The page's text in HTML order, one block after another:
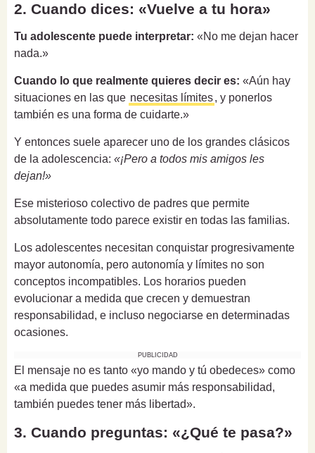
2. Cuando dices: «Vuelve a tu hora»
Tu adolescente puede interpretar: «No me dejan hacer
nada.»
Cuando lo que realmente quieres decir es: «Aún hay
situaciones en las que necesitas límites, y ponerlos
también es una forma de cuidarte.»
Y entonces suele aparecer uno de los grandes clásicos
de la adolescencia: «¡Pero a todos mis amigos les
dejan!»
Ese misterioso colectivo de padres que permite
absolutamente todo parece existir en todas las familias.
Los adolescentes necesitan conquistar progresivamente
mayor autonomía, pero autonomía y límites no son
conceptos incompatibles. Los horarios pueden
evolucionar a medida que crecen y demuestran
responsabilidad, e incluso negociarse en determinadas
ocasiones.
PUBLICIDAD
El mensaje no es tanto «yo mando y tú obedeces» como
«a medida que puedes asumir más responsabilidad,
también puedes tener más libertad».
3. Cuando preguntas: «¿Qué te pasa?»